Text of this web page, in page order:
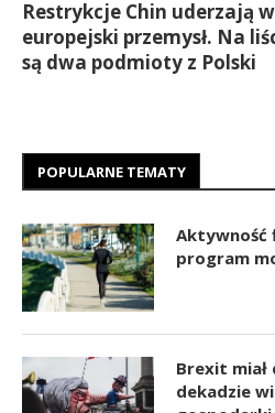
Restrykcje Chin uderzają w
europejski przemysł. Na
są dwa podmioty z Polski
POPULARNE TEMATY
Aktywność
program
Brexit miał
dekadzie